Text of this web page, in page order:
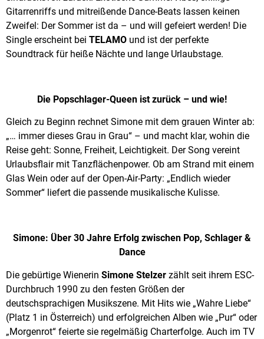
Gitarrenriffs und mitreißende Dance-Beats lassen keinen
Zweifel: Der Sommer ist da – und will gefeiert werden! Die
Single erscheint bei TELAMO und ist der perfekte
Soundtrack für heiße Nächte und lange Urlaubstage.
Die Popschlager-Queen ist zurück – und wie!
Gleich zu Beginn rechnet Simone mit dem grauen Winter ab:
„… immer dieses Grau in Grau“ – und macht klar, wohin die
Reise geht: Sonne, Freiheit, Leichtigkeit. Der Song vereint
Urlaubsflair mit Tanzflächenpower. Ob am Strand mit einem
Glas Wein oder auf der Open-Air-Party: „Endlich wieder
Sommer“ liefert die passende musikalische Kulisse.
Simone: Über 30 Jahre Erfolg zwischen Pop, Schlager &
Dance
Die gebürtige Wienerin Simone Stelzer zählt seit ihrem ESC-
Durchbruch 1990 zu den festen Größen der
deutschsprachigen Musikszene. Mit Hits wie „Wahre Liebe“
(Platz 1 in Österreich) und erfolgreichen Alben wie „Pur“ oder
„Morgenrot“ feierte sie regelmäßig Charterfolge. Auch im TV